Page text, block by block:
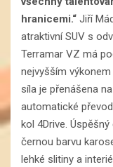
hranicemi.“ Jiří
atraktivní SUV s
Terramar VZ má
nejvyšším
síla je přenášena
automatické
kol 4Drive.
černou barvu
lehké slitiny a